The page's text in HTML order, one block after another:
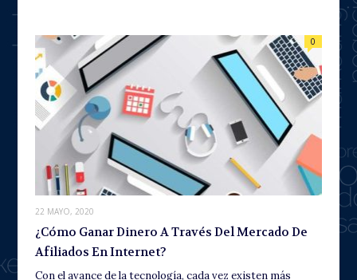
22 MAYO, 2020
0
¿Cómo Ganar Dinero A Través Del Mercado De
Afiliados En Internet?
Con el avance de la tecnología, cada vez existen más